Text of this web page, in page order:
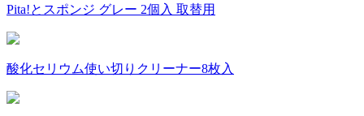
Pita!とスポンジ グレー 2個入 取替用
酸化セリウム使い切りクリーナー8枚入